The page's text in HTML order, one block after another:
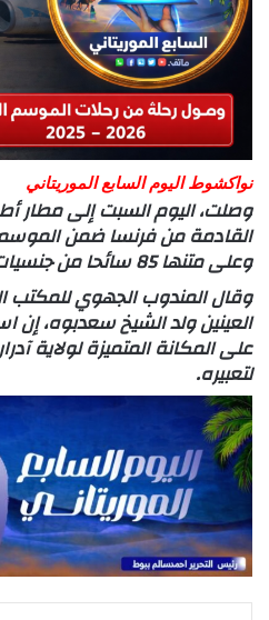
نواكشوط اليوم السابع الموريتاني
وصلت، اليوم السبت إلى مطار
وعلى متنها 85 سائحا من جنسيات أوروبية مختلفة.
وقال المندوب الجهوي للمكتب
العينين ولد الشيخ سعدبوه، إن
على المكانة المتميزة لولاية
لتعبيره.